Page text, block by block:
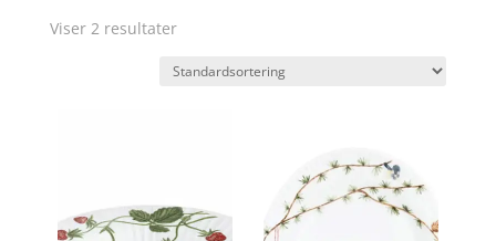
Viser 2 resultater